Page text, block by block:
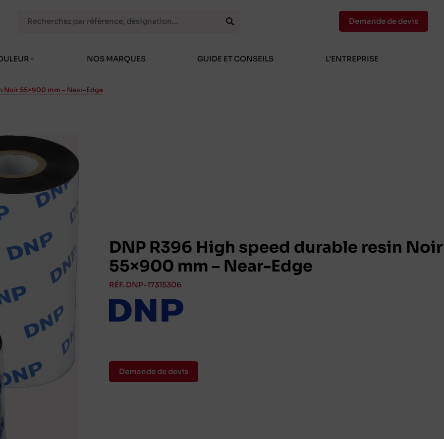
NOS MARQUES GUIDE ET CONSEILS L’ENTREPRISE
Demande de devis
Noir 55×900 mm – Near-Edge
DNP R396 High speed durable resin Noir
55×900 mm – Near-Edge
RÉF. DNP-17315306
Demande de devis